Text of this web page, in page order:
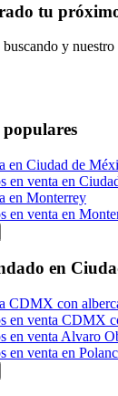
tu
buscando y
populares
en Ciudad de
en venta en
en Monterrey
en venta en
en
CDMX con
en venta CDMX
en venta Alvaro
en venta en